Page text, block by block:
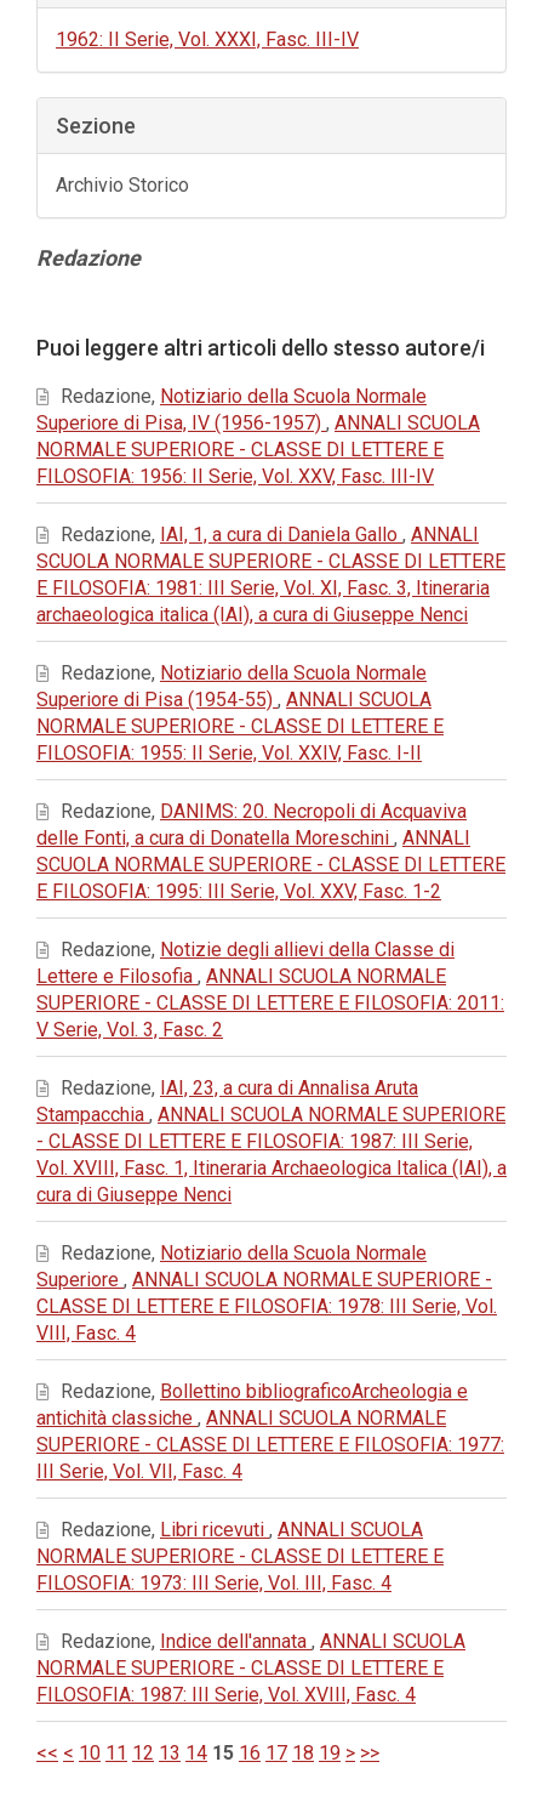
1962: II Serie, Vol. XXXI, Fasc. III-IV
Sezione
Archivio Storico
Contenuto
Redazione
dell'articolo
Puoi leggere altri articoli dello stesso autore/i
Redazione, Notiziario della Scuola Normale
Superiore di Pisa, IV (1956-1957) , ANNALI SCUOLA
NORMALE SUPERIORE - CLASSE DI LETTERE E
FILOSOFIA: 1956: II Serie, Vol. XXV, Fasc. III-IV
Redazione, IAI, 1, a cura di Daniela Gallo , ANNALI
SCUOLA NORMALE SUPERIORE - CLASSE DI LETTERE
E FILOSOFIA: 1981: III Serie, Vol. XI, Fasc. 3, Itineraria
archaeologica italica (IAI), a cura di Giuseppe Nenci
Redazione, Notiziario della Scuola Normale
Superiore di Pisa (1954-55) , ANNALI SCUOLA
NORMALE SUPERIORE - CLASSE DI LETTERE E
FILOSOFIA: 1955: II Serie, Vol. XXIV, Fasc. I-II
Redazione, DANIMS: 20. Necropoli di Acquaviva
delle Fonti, a cura di Donatella Moreschini , ANNALI
SCUOLA NORMALE SUPERIORE - CLASSE DI LETTERE
E FILOSOFIA: 1995: III Serie, Vol. XXV, Fasc. 1-2
Redazione, Notizie degli allievi della Classe di
Lettere e Filosofia , ANNALI SCUOLA NORMALE
SUPERIORE - CLASSE DI LETTERE E FILOSOFIA: 2011:
V Serie, Vol. 3, Fasc. 2
Redazione, IAI, 23, a cura di Annalisa Aruta
Stampacchia , ANNALI SCUOLA NORMALE SUPERIORE
- CLASSE DI LETTERE E FILOSOFIA: 1987: III Serie,
Vol. XVIII, Fasc. 1, Itineraria Archaeologica Italica (IAI), a
cura di Giuseppe Nenci
Redazione, Notiziario della Scuola Normale
Superiore , ANNALI SCUOLA NORMALE SUPERIORE -
CLASSE DI LETTERE E FILOSOFIA: 1978: III Serie, Vol.
VIII, Fasc. 4
Redazione, Bollettino bibliograficoArcheologia e
antichità classiche , ANNALI SCUOLA NORMALE
SUPERIORE - CLASSE DI LETTERE E FILOSOFIA: 1977:
III Serie, Vol. VII, Fasc. 4
Redazione, Libri ricevuti , ANNALI SCUOLA
NORMALE SUPERIORE - CLASSE DI LETTERE E
FILOSOFIA: 1973: III Serie, Vol. III, Fasc. 4
Redazione, Indice dell'annata , ANNALI SCUOLA
NORMALE SUPERIORE - CLASSE DI LETTERE E
FILOSOFIA: 1987: III Serie, Vol. XVIII, Fasc. 4
<< < 10 11 12 13 14 15 16 17 18 19 > >>